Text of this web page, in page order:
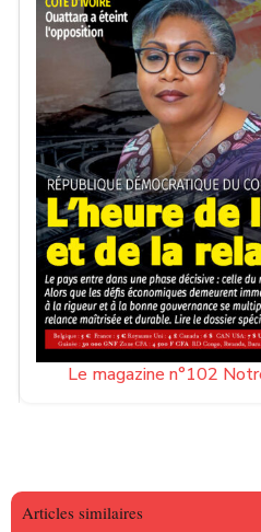
Le magazine n°102
Articles similaires